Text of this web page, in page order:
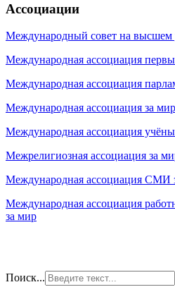
Ассоциации
Международный совет на высшем
Международная ассоциация
Международная ассоциация
Международная ассоциация за
Международная ассоциация
Межрелигиозная ассоциация за
Международная ассоциация СМИ
Международная ассоциация
за мир
Поиск...